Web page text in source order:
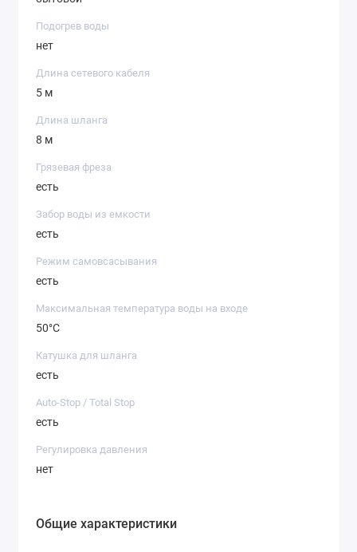
Общие характеристики
Подогрев воды
нет
Длина сетевого кабеля
5 м
Длина шланга
8 м
Грязевая фреза
есть
Забор воды из емкости
есть
Режим самовсасывания
есть
Максимальная температура воды на входе
50°C
Катушка для шланга
есть
Auto-Stop / Total Stop
есть
Регулировка давления
нет